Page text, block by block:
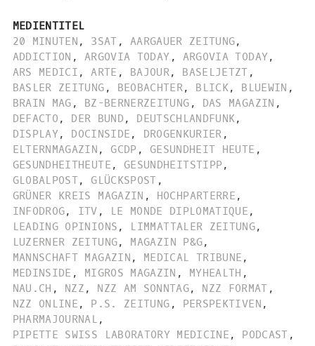
MEDIENTITEL
20 MINUTEN , 3SAT , AARGAUER ZEITUNG,
ADDICTION , ARGOVIA TODAY , ARGOVIA TODAY,
ARS MEDICI , ARTE , BAJOUR, BASELJETZT ,
BASLER ZEITUNG , BEOBACHTER, BLICK, BLUEWIN ,
BRAIN MAG , BZ-BERNERZEITUNG , DAS MAGAZIN ,
DEFACTO , DER BUND , DEUTSCHLANDFUNK,
DISPLAY, DOCINSIDE , DROGENKURIER ,
ELTERNMAGAZIN , GCDP , GESUNDHEIT HEUTE ,
GESUNDHEITHEUTE , GESUNDHEITSTIPP,
GLOBALPOST, GLÜCKSPOST ,
GRÜNER KREIS MAGAZIN , HOCHPARTERRE ,
INFODROG, ITV , LE MONDE DIPLOMATIQUE ,
LEADING OPINIONS , LIMMATTALER ZEITUNG,
LUZERNER ZEITUNG, MAGAZIN P&G,
MANNSCHAFT MAGAZIN , MEDICAL TRIBUNE ,
MEDINSIDE , MIGROS MAGAZIN , MYHEALTH ,
NAU.CH , NZZ , NZZ AM SONNTAG, NZZ FORMAT ,
NZZ ONLINE , P.S. ZEITUNG , PERSPEKTIVEN ,
PHARMAJOURNAL ,
PIPETTE SWISS LABORATORY MEDICINE , PODCAST ,